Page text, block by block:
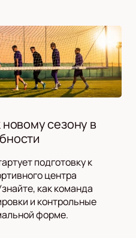
новому сезону в
подготовку к
центра
как команда
и контрольные
форме.